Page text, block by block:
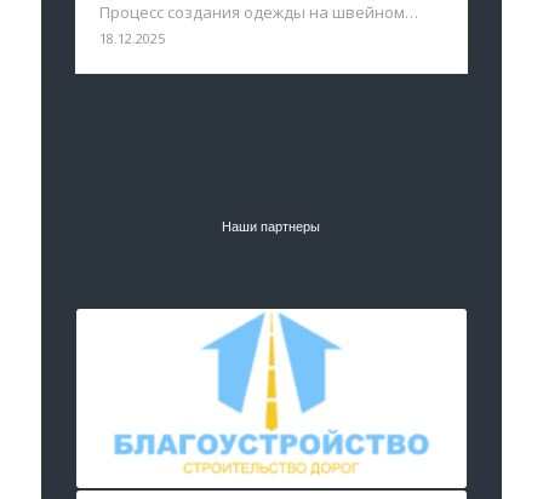
Процесс создания одежды на швейном…
18.12.2025
Наши партнеры